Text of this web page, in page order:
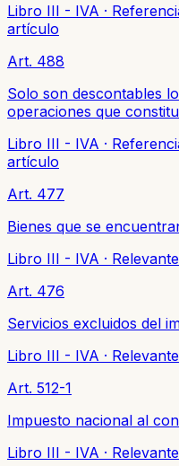
Libro III - IVA ·
artículo
Art. 488
Solo son descontables
operaciones que
Libro III - IVA ·
artículo
Art. 477
Bienes que se
Libro III - IVA ·
Art. 476
Servicios excluidos del
Libro III - IVA ·
Art. 512-1
Impuesto nacional al
Libro III - IVA ·